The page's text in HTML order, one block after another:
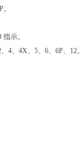
示。
4、4X、5、6、6P、12。